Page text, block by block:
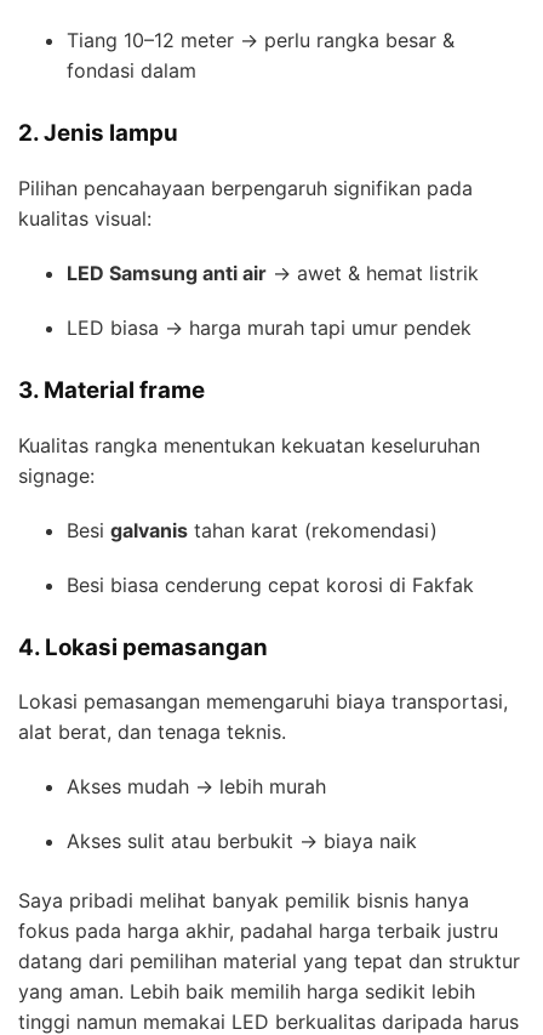
Tiang 10–12 meter → perlu rangka besar &
fondasi dalam
2. Jenis lampu
Pilihan pencahayaan berpengaruh signifikan pada
kualitas visual:
LED Samsung anti air → awet & hemat listrik
LED biasa → harga murah tapi umur pendek
3. Material frame
Kualitas rangka menentukan kekuatan keseluruhan
signage:
Besi galvanis tahan karat (rekomendasi)
Besi biasa cenderung cepat korosi di Fakfak
4. Lokasi pemasangan
Lokasi pemasangan memengaruhi biaya transportasi,
alat berat, dan tenaga teknis.
Akses mudah → lebih murah
Akses sulit atau berbukit → biaya naik
Saya pribadi melihat banyak pemilik bisnis hanya
fokus pada harga akhir, padahal harga terbaik justru
datang dari pemilihan material yang tepat dan struktur
yang aman. Lebih baik memilih harga sedikit lebih
tinggi namun memakai LED berkualitas daripada harus